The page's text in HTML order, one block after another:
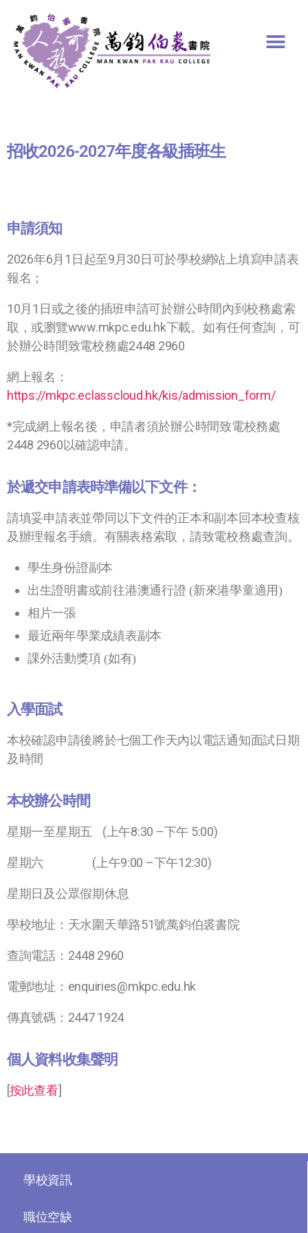
招收2026-2027年度各級插班生
申請須知
2026年6月1日起至9月30日可於學校網站上填寫申請表
報名；
10月1日或之後的插班申請可於辦公時間內到校務處索
取，或瀏覽www.mkpc.edu.hk下載。如有任何查詢，可
於辦公時間致電校務處2448 2960
網上報名：
https://mkpc.eclasscloud.hk/kis/admission_form/
*完成網上報名後，申請者須於辦公時間致電校務處
2448 2960以確認申請。
於遞交申請表時準備以下文件：
請填妥申請表並帶同以下文件的正本和副本回本校查核
及辦理報名手續。有關表格索取，請致電校務處查詢。
學生身份證副本
出生證明書或前往港澳通行證 (新來港學童適用)
相片一張
最近兩年學業成績表副本
課外活動獎項 (如有)
入學面試
本校確認申請後將於七個工作天內以電話通知面試日期
及時間
本校辦公時間
星期一至星期五 (上午8:30 –下午 5:00)
星期六 (上午9:00 –下午12:30)
星期日及公眾假期休息
學校地址：天水圍天華路51號萬鈞伯裘書院
查詢電話：2448 2960
電郵地址：enquiries@mkpc.edu.hk
傳真號碼：2447 1924
個人資料收集聲明
[按此查看]
學校資訊
職位空缺